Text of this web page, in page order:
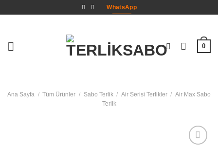
WhatsApp
0
Ana Sayfa / Tüm Ürünler / Sabo Terlik / Air Serisi Terlikler / Air Max Sabo
Terlik